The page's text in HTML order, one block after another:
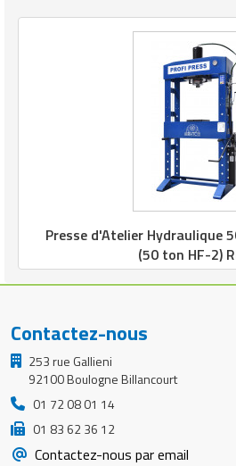
Presse d'Atelier Hydraulique
(50 ton HF-2)
Contactez-nous
253 rue Gallieni
92100 Boulogne Billancourt
01 72 08 01 14
01 83 62 36 12
Contactez-nous par email